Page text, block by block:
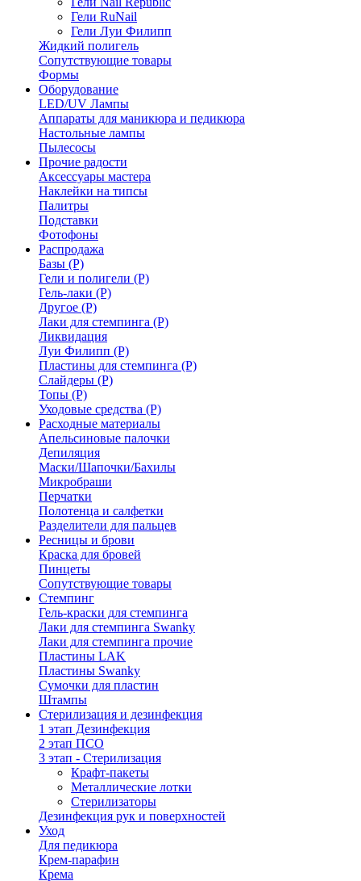
Гели RuNail
Гели Луи Филипп
Жидкий полигель
Сопутствующие товары
Формы
Оборудование
LED/UV Лампы
Аппараты для маникюра и педикюра
Настольные лампы
Пылесосы
Прочие радости
Аксессуары мастера
Наклейки на типсы
Палитры
Подставки
Фотофоны
Распродажа
Базы (Р)
Гели и полигели (Р)
Гель-лаки (Р)
Другое (Р)
Лаки для стемпинга (Р)
Ликвидация
Луи Филипп (Р)
Пластины для стемпинга (Р)
Слайдеры (Р)
Топы (Р)
Уходовые средства (Р)
Расходные материалы
Апельсиновые палочки
Депиляция
Маски/Шапочки/Бахилы
Микробраши
Перчатки
Полотенца и салфетки
Разделители для пальцев
Ресницы и брови
Краска для бровей
Пинцеты
Сопутствующие товары
Стемпинг
Гель-краски для стемпинга
Лаки для стемпинга Swanky
Лаки для стемпинга прочие
Пластины LAK
Пластины Swanky
Сумочки для пластин
Штампы
Стерилизация и дезинфекция
1 этап Дезинфекция
2 этап ПСО
3 этап - Стерилизация
Крафт-пакеты
Металлические лотки
Стерилизаторы
Дезинфекция рук и поверхностей
Уход
Для педикюра
Крем-парафин
Крема